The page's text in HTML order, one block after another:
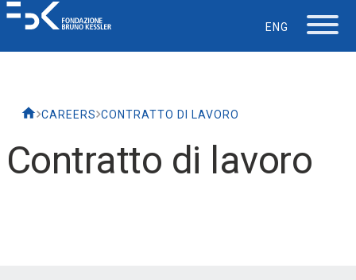
ENG
CAREERS CONTRATTO DI LAVORO
Contratto di lavoro